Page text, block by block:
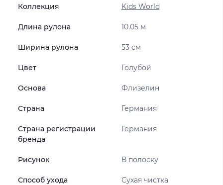
Коллекция Kids World
Длина рулона 10.05 м
Ширина рулона 53 см
Цвет Голубой
Основа Флизелин
Страна Германия
Страна регистрации
бренда
Германия
Рисунок В полоску
Способ ухода Сухая чистка